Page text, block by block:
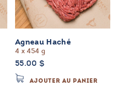
Agneau Haché
4 x 454 g
55.00 $
AJOUTER AU PANIER